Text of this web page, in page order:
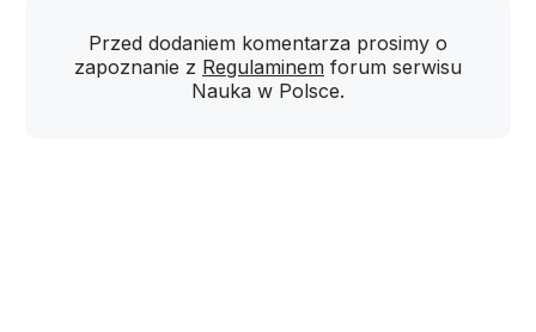
Przed dodaniem komentarza prosimy o
zapoznanie z Regulaminem forum serwisu
Nauka w Polsce.